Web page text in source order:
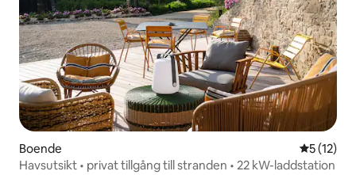
Boende 5 av 5 i
5 (12)
Havsutsikt • privat tillgång till stranden • 22 kW-laddstation